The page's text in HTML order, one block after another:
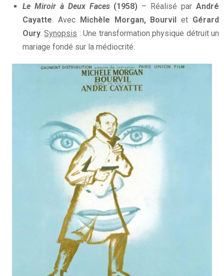
Le Miroir à Deux Faces(1958) – Réalisé parAndré
Cayatte. Avec Michèle Morgan, Bourvilet Gérard
Oury.Synopsis : Une transformation physique détruit un
mariage fondé sur la médiocrité.